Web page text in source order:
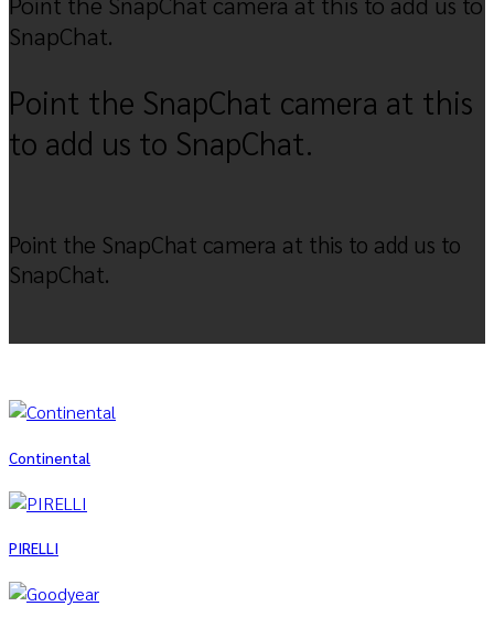
SnapChat.
Point the SnapChat camera at this
to add us to SnapChat.
Point the SnapChat camera at this to add us to
SnapChat.
Continental
PIRELLI